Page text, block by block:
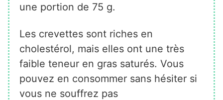
une portion de 75 g.
Les crevettes sont riches en
cholestérol, mais elles ont une très
faible teneur en gras saturés. Vous
pouvez en consommer sans hésiter si
vous ne souffrez pas